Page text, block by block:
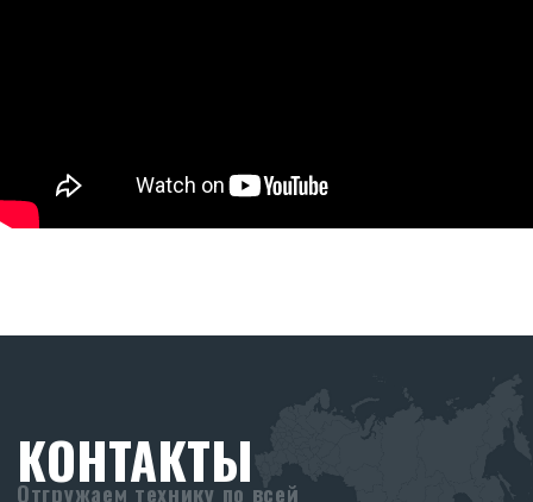
ОГРН: 1232600008266
Адрес производства:
ХОЧУ СТАТЬ ДИЛЕРОМ